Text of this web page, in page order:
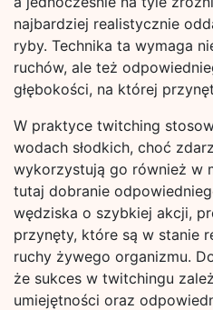
najbardziej realistycznie
ryby. Technika ta wymaga
ruchów, ale też
głębokości, na której
W praktyce twitching
wodach słodkich, choć
wykorzystują go również w
tutaj dobranie
wędziska o szybkiej akcji,
przynęty, które są w stanie
ruchy żywego organizmu.
że sukces w twitchingu
umiejętności oraz